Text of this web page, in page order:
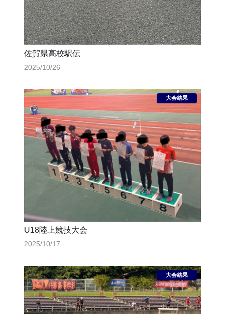
佐賀県高校駅伝
2025/10/26
U18陸上競技大会
2025/10/17